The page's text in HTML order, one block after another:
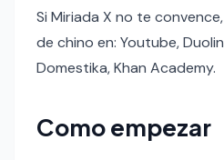
Si Miriada X no te
de chino en: Youtube,
Domestika, Khan Academy.
Como empezar